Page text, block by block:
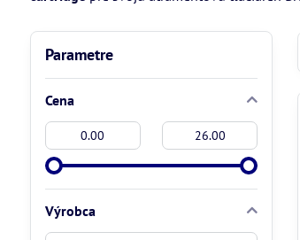
Parametre
Cena
Od:
Do:
Výrobca